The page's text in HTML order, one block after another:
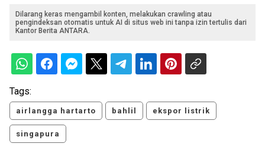
Dilarang keras mengambil konten, melakukan crawling atau
pengindeksan otomatis untuk AI di situs web ini tanpa izin tertulis dari
Kantor Berita ANTARA.
Tags:
airlangga hartarto bahlil ekspor listrik
singapura